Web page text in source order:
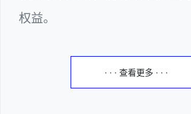
权益。
· · · 查看更多 · · ·